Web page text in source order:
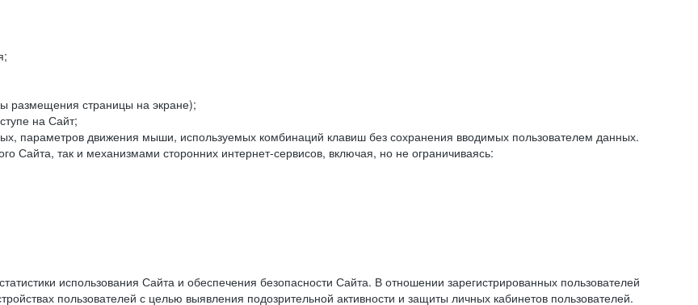
размещения страницы на экране);
на Сайт;
параметров движения мыши, используемых комбинаций клавиш без сохранения вводимых пользователем данных.
Сайта, так и механизмами сторонних интернет-сервисов, включая, но не ограничиваясь:
использования Сайта и обеспечения безопасности Сайта. В отношении зарегистрированных пользователей
пользователей с целью выявления подозрительной активности и защиты личных кабинетов пользователей.